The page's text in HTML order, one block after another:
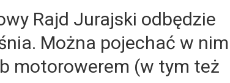
Rajd Jurajski odbędzie
Można pojechać w nim
motorowerem (w tym też